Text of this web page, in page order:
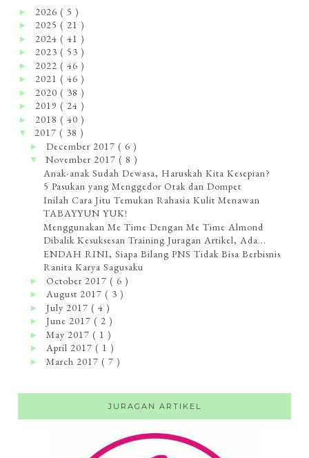
► 2026 ( 5 )
► 2025 ( 21 )
► 2024 ( 41 )
► 2023 ( 53 )
► 2022 ( 46 )
► 2021 ( 46 )
► 2020 ( 38 )
► 2019 ( 24 )
► 2018 ( 40 )
▼ 2017 ( 38 )
►December 2017( 6 )
▼ November 2017( 8 )
Anak-anak Sudah Dewasa, Haruskah Kita Kesepian?
5 Pasukan yang Menggedor Otak dan Dompet
Inilah Cara Jitu Temukan Rahasia Kulit Menawan
TABAYYUN YUK!
Menggunakan Me Time Dengan Me Time Almond
Dibalik Kesuksesan Training Juragan Artikel, Ada...
ENDAH RINI, Siapa Bilang PNS Tidak Bisa Berbisnis
Ranita Karya Sagusaku
►October 2017( 6 )
►August 2017( 3 )
►July 2017( 4 )
►June 2017( 2 )
►May 2017( 1 )
►April 2017( 1 )
►March 2017( 7 )
JURAGAN ARTIKEL